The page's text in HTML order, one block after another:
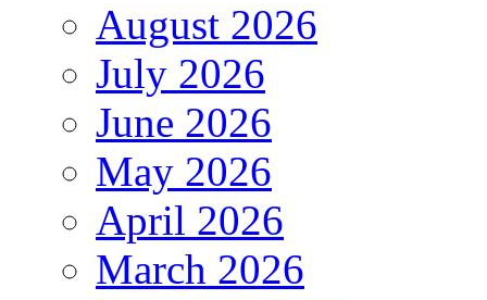
August 2026
July 2026
June 2026
May 2026
April 2026
March 2026